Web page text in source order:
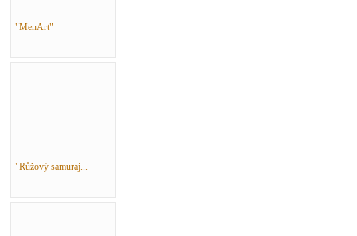
"MenArt"
"Růžový samuraj...